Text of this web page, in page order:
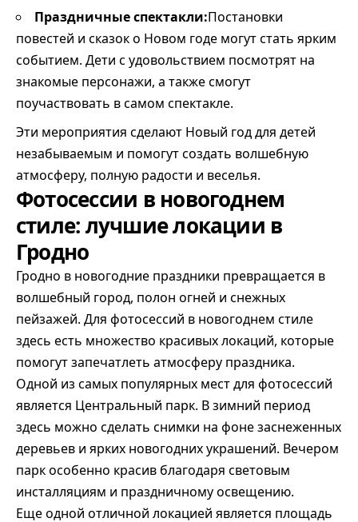
Праздничные спектакли:Постановки
повестей и сказок о Новом годе могут стать ярким
событием. Дети с удовольствием посмотрят на
знакомые персонажи, а также смогут
поучаствовать в самом спектакле.
Эти мероприятия сделают Новый год для детей
незабываемым и помогут создать волшебную
атмосферу, полную радости и веселья.
Фотосессии в новогоднем
стиле: лучшие локации в
Гродно
Гродно в новогодние праздники превращается в
волшебный город, полон огней и снежных
пейзажей. Для фотосессий в новогоднем стиле
здесь есть множество красивых локаций, которые
помогут запечатлеть атмосферу праздника.
Одной из самых популярных мест для фотосессий
является Центральный парк. В зимний период
здесь можно сделать снимки на фоне заснеженных
деревьев и ярких новогодних украшений. Вечером
парк особенно красив благодаря световым
инсталляциям и праздничному освещению.
Еще одной отличной локацией является площадь